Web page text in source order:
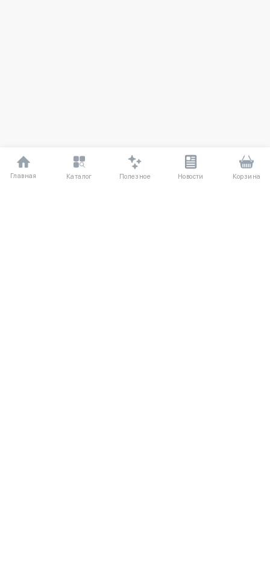
Главная Каталог Полезное Новости Корзина